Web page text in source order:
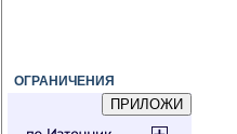
ОГРАНИЧЕНИЯ